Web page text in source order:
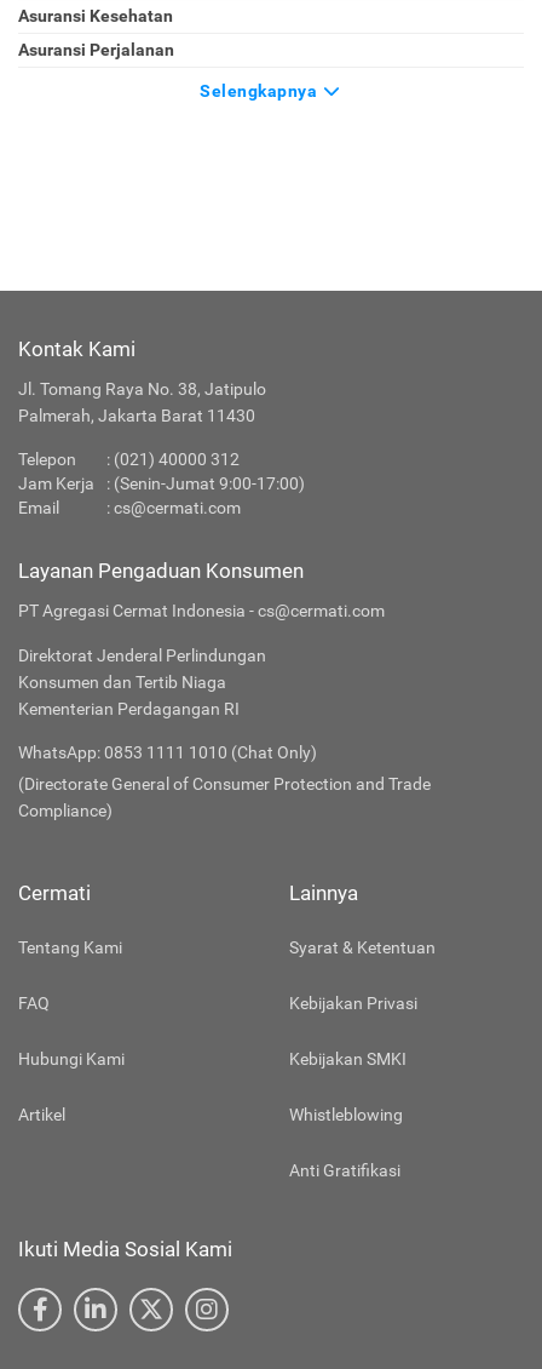
Asuransi Kesehatan
Asuransi Perjalanan
Selengkapnya
Kontak Kami
Jl. Tomang Raya No. 38, Jatipulo
Palmerah, Jakarta Barat 11430
Telepon : (021) 40000 312
Jam Kerja
: (Senin-Jumat 9:00-17:00)
Email
:cs@cermati.com
Layanan Pengaduan Konsumen
PT Agregasi Cermat Indonesia - cs@cermati.com
Direktorat Jenderal Perlindungan
Konsumen dan Tertib Niaga
Kementerian Perdagangan RI
WhatsApp: 0853 1111 1010 (Chat Only)
(Directorate General of Consumer Protection and Trade
Compliance)
Cermati
Tentang Kami
FAQ
Hubungi Kami
Artikel
Lainnya
Syarat & Ketentuan
Kebijakan Privasi
Kebijakan SMKI
Whistleblowing
Anti Gratifikasi
Ikuti Media Sosial Kami